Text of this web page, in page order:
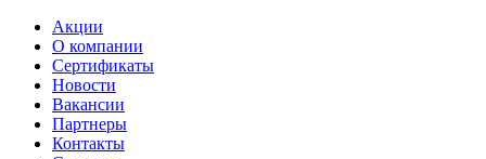
Акции
О компании
Сертификаты
Новости
Вакансии
Партнеры
Контакты